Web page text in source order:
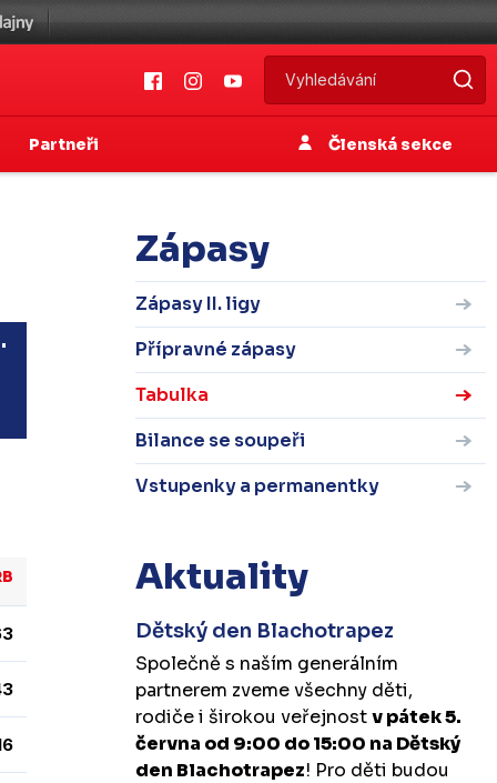
Partneři Členská sekce
•
Zápasy
Zápasy II. ligy
Přípravné zápasy
Tabulka
Bilance se soupeři
Vstupenky a permanentky
Aktuality
Dětský den Blachotrapez
Společně s naším generálním
partnerem zveme všechny děti,
rodiče i širokou veřejnostv pátek 5.
června od 9:00 do 15:00 na Dětský
den Blachotrapez! Pro děti budou